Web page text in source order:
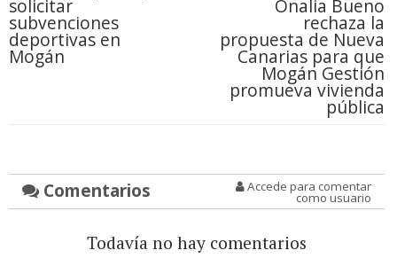
solicitar
subvenciones
deportivas en
Mogán
Onalia Bueno
rechaza la
propuesta de Nueva
Canarias para que
Mogán Gestión
promueva vivienda
pública
Comentarios Accede para comentar
como usuario
Todavía no hay comentarios